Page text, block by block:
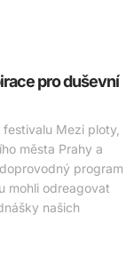
pro duševní
Mezi ploty,
města Prahy a
program
mohli odreagovat
našich